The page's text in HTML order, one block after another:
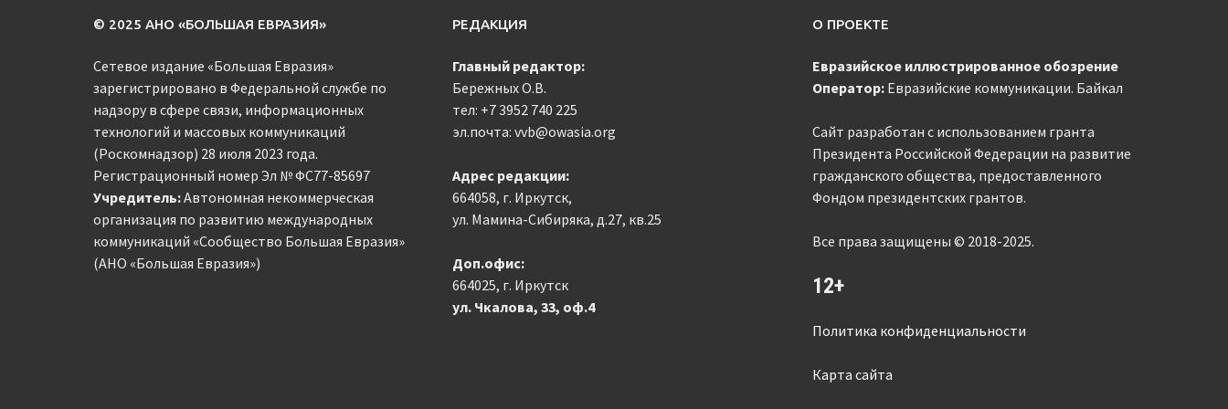
© 2025 АНО «БОЛЬШАЯ ЕВРАЗИЯ»
Сетевое издание «Большая Евразия»
зарегистрировано в Федеральной службе по
надзору в сфере связи, информационных
технологий и массовых коммуникаций
(Роскомнадзор) 28 июля 2023 года.
Регистрационный номер Эл № ФС77-85697
Учредитель:Автономная некоммерческая
организация по развитию международных
коммуникаций «Сообщество Большая Евразия»
(АНО «Большая Евразия»)
РЕДАКЦИЯ
Главный редактор:
Бережных О.В.
тел: +7 3952 740 225
эл.почта: vvb@owasia.org
Адрес редакции:
664058, г. Иркутск,
ул. Мамина-Сибиряка, д.27, кв.25
Доп.офис:
664025, г. Иркутск
ул. Чкалова, 33, оф.4
О ПРОЕКТЕ
Евразийское иллюстрированное обозрение
Оператор:Евразийские коммуникации. Байкал
Сайт разработан с использованием гранта
Президента Российской Федерации на развитие
гражданского общества, предоставленного
Фондом президентских грантов.
Все права защищены © 2018-2025.
12+
Политика конфиденциальности
Карта сайта